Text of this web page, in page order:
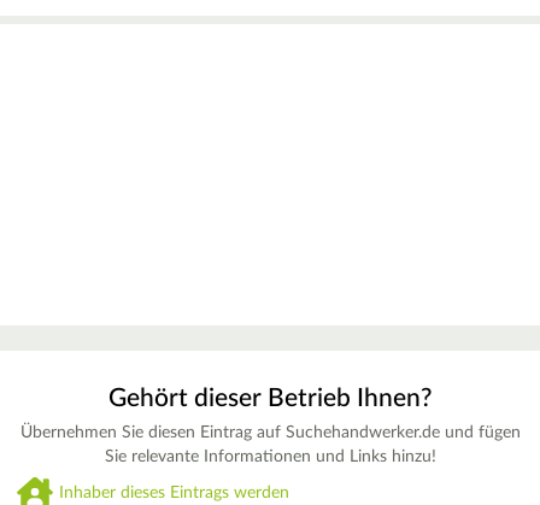
Gehört dieser Betrieb Ihnen?
Übernehmen Sie diesen Eintrag auf Suchehandwerker.de und fügen
Sie relevante Informationen und Links hinzu!
Inhaber dieses Eintrags werden